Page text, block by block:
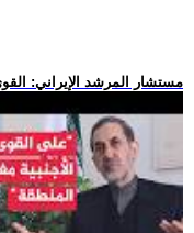
.. مستشار المرشد الإيراني: